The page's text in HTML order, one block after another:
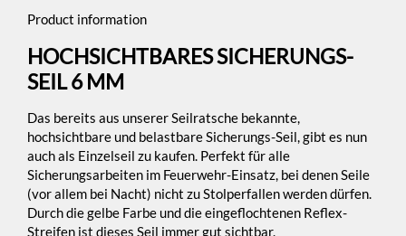
Product information
HOCHSICHTBARES SICHERUNGS-
SEIL 6 MM
Das bereits aus unserer Seilratsche bekannte,
hochsichtbare und belastbare Sicherungs-Seil, gibt es nun
auch als Einzelseil zu kaufen. Perfekt für alle
Sicherungsarbeiten im Feuerwehr-Einsatz, bei denen Seile
(vor allem bei Nacht) nicht zu Stolperfallen werden dürfen.
Durch die gelbe Farbe und die eingeflochtenen Reflex-
Streifen ist dieses Seil immer gut sichtbar.